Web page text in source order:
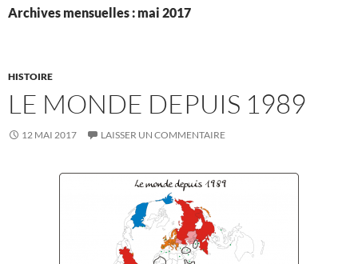
Archives mensuelles : mai 2017
HISTOIRE
LE MONDE DEPUIS 1989
12 MAI 2017 LAISSER UN COMMENTAIRE